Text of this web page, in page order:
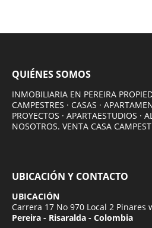
QUIÉNES SOMOS
INMOBILIARIA EN PEREIRA
CAMPESTRES · CASAS ·
PROYECTOS · APARTAESTUDIOS ·
NOSOTROS. VENTA CASA
UBICACIÓN Y CONTACTO
UBICACIÓN
Carrera 17 No 970 Local 2
Pereira - Risaralda - Colombia